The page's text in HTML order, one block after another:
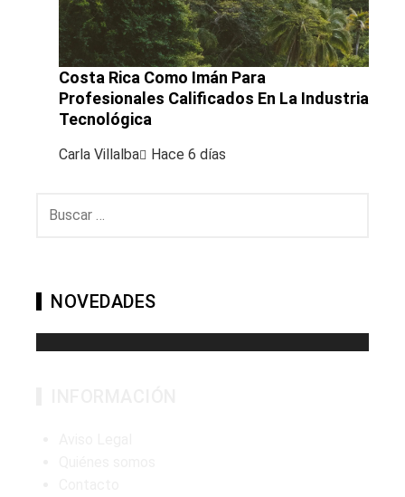
Costa Rica Como Imán Para
Profesionales Calificados En La Industria
Tecnológica
Carla Villalba Hace 6 días
NOVEDADES